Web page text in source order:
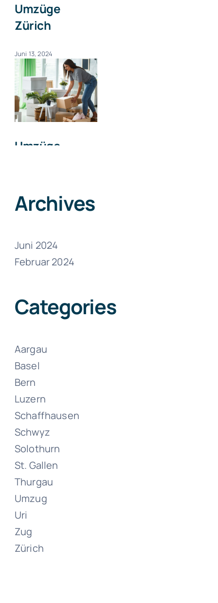
Umzüge
Zürich
Juni 13, 2024
Umzüge
Zollikon
Umzüge
Zürich
Juni 13, 2024
Umzüge
Archives
Juni 2024
Februar 2024
Categories
Aargau
Basel
Bern
Luzern
Schaffhausen
Schwyz
Solothurn
St. Gallen
Thurgau
Umzug
Uri
Zug
Zürich